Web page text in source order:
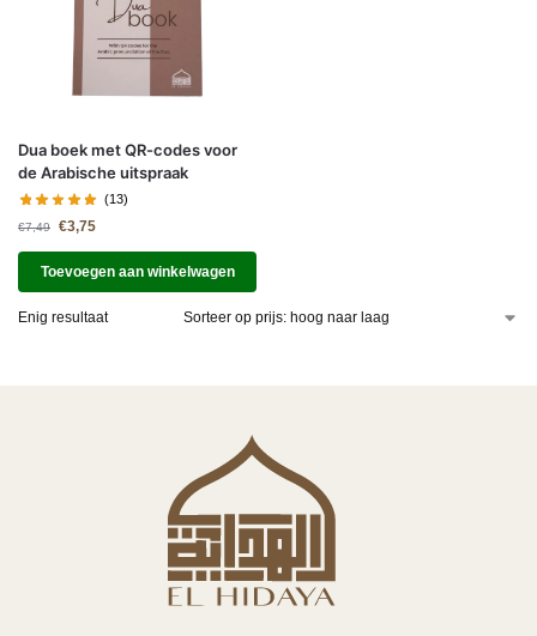
Dua boek met QR-codes voor
de Arabische uitspraak
(13)
€7,49 €3,75
Toevoegen aan winkelwagen
Enig resultaat